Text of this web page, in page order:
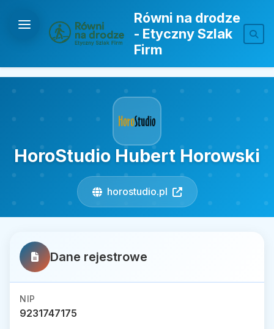
Równi na drodze
- Etyczny Szlak
Firm
HoroStudio Hubert Horowski
horostudio.pl
Dane rejestrowe
NIP
9231747175